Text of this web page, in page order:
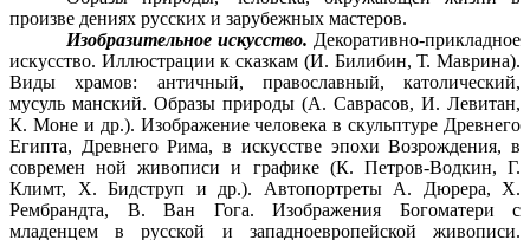
произве дениях русских и зарубежных мастеров.
Изобразительное искусство. Декоративно-прикладное
искусство. Иллюстрации к сказкам (И. Билибин, Т. Маврина).
Виды храмов: античный, православный, католический,
мусуль манский. Образы природы (А. Саврасов, И. Левитан,
К. Моне и др.). Изображение человека в скульптуре Древнего
Египта, Древнего Рима, в искусстве эпохи Возрождения, в
современ ной живописи и графике (К. Петров-Водкин, Г.
Климт, X. Бидструп и др.). Автопортреты А. Дюрера, X.
Рембрандта, В. Ван Гога. Изображения Богоматери с
младенцем в русской и западноевропейской живописи.